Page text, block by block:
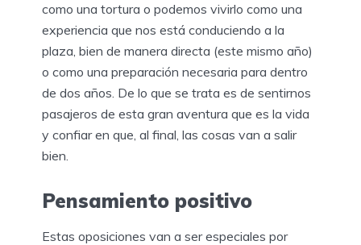
como una tortura o podemos vivirlo como una
experiencia que nos está conduciendo a la
plaza, bien de manera directa (este mismo año)
o como una preparación necesaria para dentro
de dos años. De lo que se trata es de sentirnos
pasajeros de esta gran aventura que es la vida
y confiar en que, al final, las cosas van a salir
bien.
Pensamiento positivo
Estas oposiciones van a ser especiales por